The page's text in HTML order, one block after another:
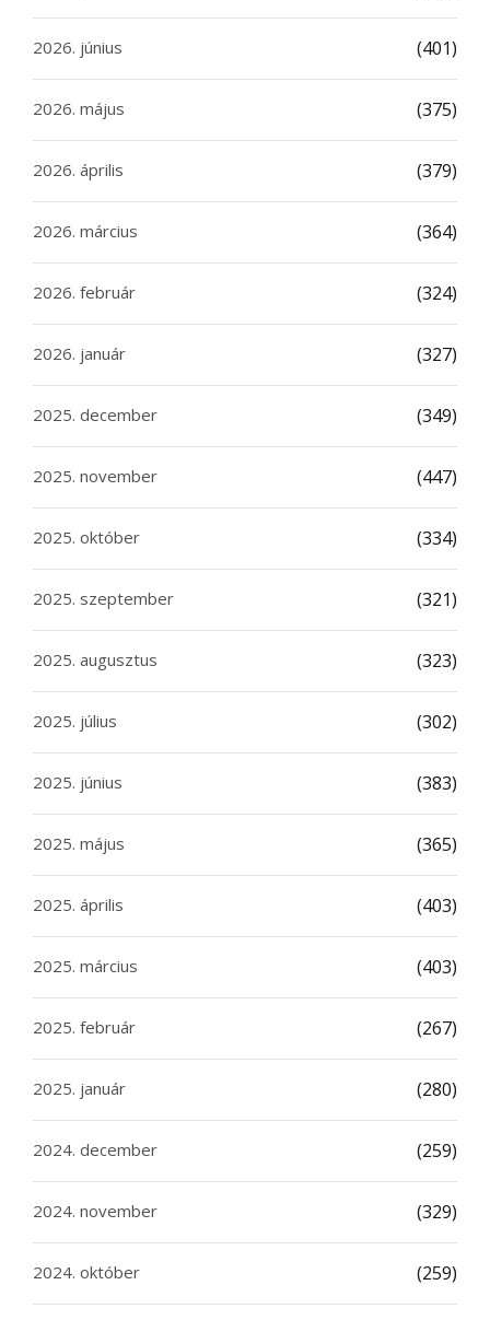
2026. június (401)
2026. május (375)
2026. április (379)
2026. március (364)
2026. február (324)
2026. január (327)
2025. december (349)
2025. november (447)
2025. október (334)
2025. szeptember (321)
2025. augusztus (323)
2025. július (302)
2025. június (383)
2025. május (365)
2025. április (403)
2025. március (403)
2025. február (267)
2025. január (280)
2024. december (259)
2024. november (329)
2024. október (259)